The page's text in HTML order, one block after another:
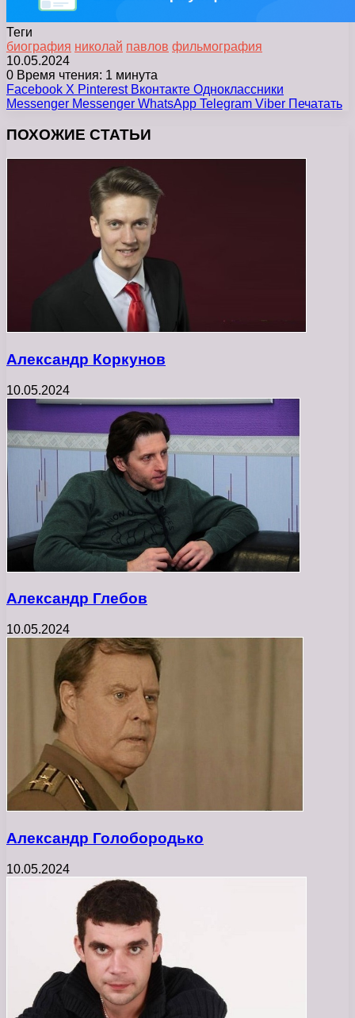
Теги
биография николай павлов фильмография
10.05.2024
0 Время чтения: 1 минута
Facebook X Pinterest Вконтакте Одноклассники
Messenger Messenger WhatsApp Telegram Viber Печатать
ПОХОЖИЕ СТАТЬИ
Александр Коркунов
10.05.2024
Александр Глебов
10.05.2024
Александр Голобородько
10.05.2024